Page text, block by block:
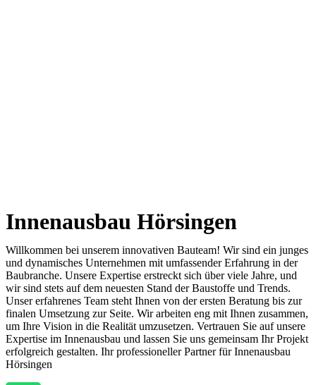
Innenausbau Hörsingen
Willkommen bei unserem innovativen Bauteam! Wir sind ein junges
und dynamisches Unternehmen mit umfassender Erfahrung in der
Baubranche. Unsere Expertise erstreckt sich über viele Jahre, und
wir sind stets auf dem neuesten Stand der Baustoffe und Trends.
Unser erfahrenes Team steht Ihnen von der ersten Beratung bis zur
finalen Umsetzung zur Seite. Wir arbeiten eng mit Ihnen zusammen,
um Ihre Vision in die Realität umzusetzen. Vertrauen Sie auf unsere
Expertise im Innenausbau und lassen Sie uns gemeinsam Ihr Projekt
erfolgreich gestalten. Ihr professioneller Partner für Innenausbau
Hörsingen